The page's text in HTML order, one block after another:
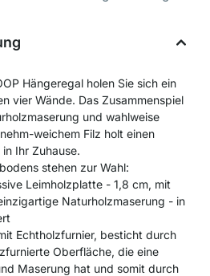
Hängeregal holen Sie sich ein
vier Wände. Das Zusammenspiel
und wahlweise
weichem Filz holt einen
Ihr Zuhause.
stehen zur Wahl:
Leimholzplatte - 1,8 cm, mit
Naturholzmaserung - in
Echtholzfurnier, besticht durch
Oberfläche, die eine
Maserung hat und somit durch